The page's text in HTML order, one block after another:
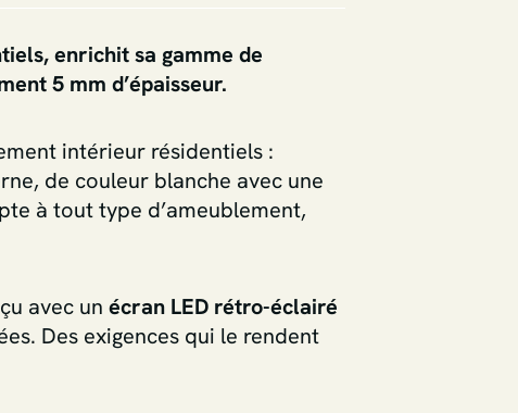
enrichit sa gamme de
5 mm d’épaisseur.
intérieur résidentiels :
de couleur blanche avec une
à tout type d’ameublement,
avec unécran LED rétro-éclairé
Des exigences qui le rendent